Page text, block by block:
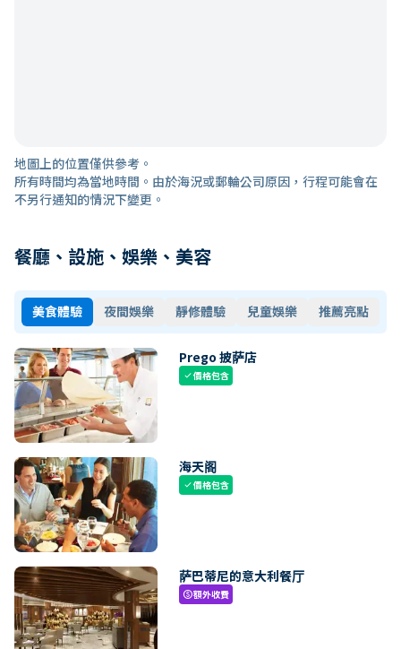
地圖上的位置僅供參考。
所有時間均為當地時間。由於海況或郵輪公司原因，行程可能會在
不另行通知的情況下變更。
餐廳、設施、娛樂、美容
美食體驗 夜間娛樂 靜修體驗 兒童娛樂 推薦亮點
Prego 披萨店
check價格包含
海天阁
check價格包含
萨巴蒂尼的意大利餐厅
paid額外收費